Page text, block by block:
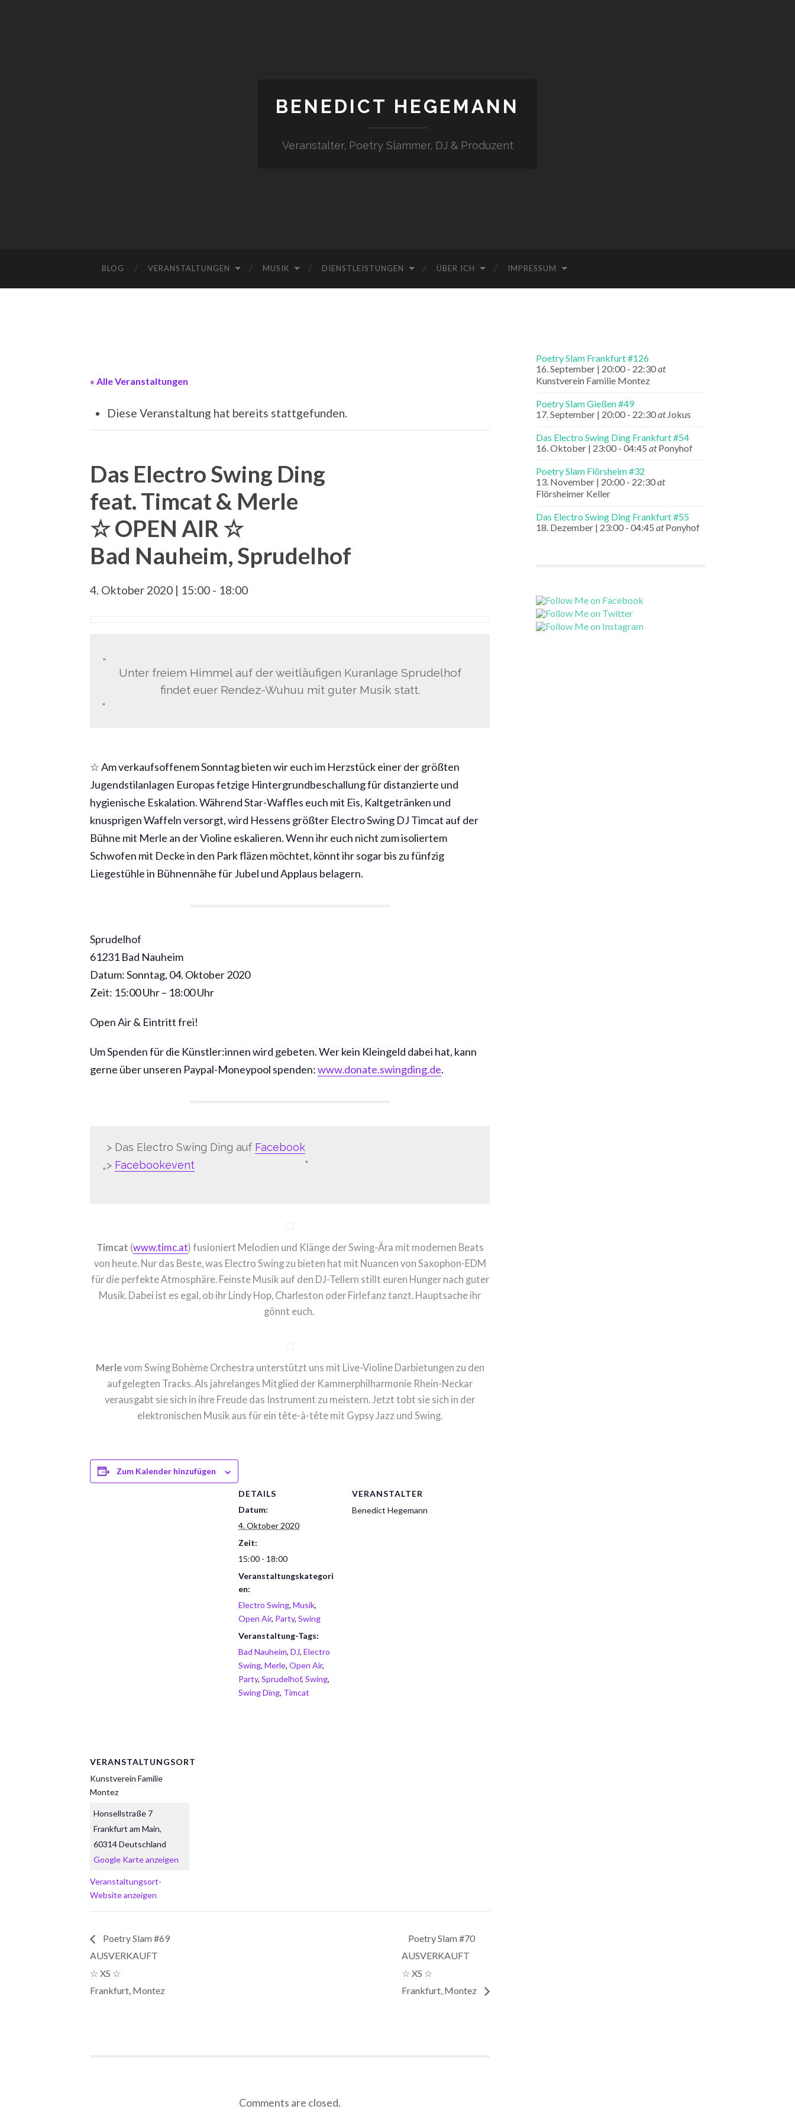
BENEDICT HEGEMANN
Veranstalter, Poetry Slammer, DJ & Produzent
BLOG VERANSTALTUNGEN MUSIK DIENSTLEISTUNGEN ÜBER ICH IMPRESSUM
« Alle Veranstaltungen
Diese Veranstaltung hat bereits stattgefunden.
Das Electro Swing Ding
feat. Timcat & Merle
☆ OPEN AIR ☆
Bad Nauheim, Sprudelhof
4. Oktober 2020 | 15:00 - 18:00
Unter freiem Himmel auf der weitläufigen Kuranlage Sprudelhof
findet euer Rendez-Wuhuu mit guter Musik statt.
☆ Am verkaufsoffenem Sonntag bieten wir euch im Herzstück einer der größten
Jugendstilanlagen Europas fetzige Hintergrundbeschallung für distanzierte und
hygienische Eskalation. Während Star-Waffles euch mit Eis, Kaltgetränken und
knusprigen Waffeln versorgt, wird Hessens größter Electro Swing DJ Timcat auf der
Bühne mit Merle an der Violine eskalieren. Wenn ihr euch nicht zum isoliertem
Schwofen mit Decke in den Park fläzen möchtet, könnt ihr sogar bis zu fünfzig
Liegestühle in Bühnennähe für Jubel und Applaus belagern.
Sprudelhof
61231 Bad Nauheim
Datum: Sonntag, 04. Oktober 2020
Zeit: 15:00 Uhr – 18:00 Uhr
Open Air & Eintritt frei!
Um Spenden für die Künstler:innen wird gebeten. Wer kein Kleingeld dabei hat, kann
gerne über unseren Paypal-Moneypool spenden:www.donate.swingding.de.
> Das Electro Swing Ding auf Facebook
> Facebookevent
Timcat (www.timc.at) fusioniert Melodien und Klänge der Swing-Ära mit modernen Beats
von heute. Nur das Beste, was Electro Swing zu bieten hat mit Nuancen von Saxophon-EDM
für die perfekte Atmosphäre. Feinste Musik auf den DJ-Tellern stillt euren Hunger nach guter
Musik. Dabei ist es egal, ob ihr Lindy Hop, Charleston oder Firlefanz tanzt. Hauptsache ihr
gönnt euch.
Merlevom Swing Bohème Orchestra unterstützt uns mit Live-Violine Darbietungen zu den
aufgelegten Tracks. Als jahrelanges Mitglied der Kammerphilharmonie Rhein-Neckar
verausgabt sie sich in ihre Freude das Instrument zu meistern. Jetzt tobt sie sich in der
elektronischen Musik aus für ein tête-à-tête mit Gypsy Jazz und Swing.
Zum Kalender hinzufügen
DETAILS
Datum:
4. Oktober 2020
Zeit:
15:00 - 18:00
Veranstaltungskategori
en:
Electro Swing, Musik,
Open Air, Party, Swing
Veranstaltung-Tags:
Bad Nauheim, DJ, Electro
Swing, Merle, Open Air,
Party, Sprudelhof, Swing,
Swing Ding, Timcat
VERANSTALTER
Benedict Hegemann
VERANSTALTUNGSORT
Kunstverein Familie
Montez
Honsellstraße 7
Frankfurt am Main,
60314Deutschland
Google Karte anzeigen
Veranstaltungsort-
Website anzeigen
Poetry Slam #69
AUSVERKAUFT
☆ XS ☆
Frankfurt, Montez
Poetry Slam #70
AUSVERKAUFT
☆ XS ☆
Frankfurt, Montez
Comments are closed.
Poetry Slam Frankfurt #126
16. September | 20:00 - 22:30at
Kunstverein Familie Montez
Poetry Slam Gießen #49
17. September | 20:00 - 22:30at Jokus
Das Electro Swing Ding Frankfurt #54
16. Oktober | 23:00 - 04:45 atPonyhof
Poetry Slam Flörsheim #32
13. November | 20:00 - 22:30at
Flörsheimer Keller
Das Electro Swing Ding Frankfurt #55
18. Dezember | 23:00 - 04:45 atPonyhof